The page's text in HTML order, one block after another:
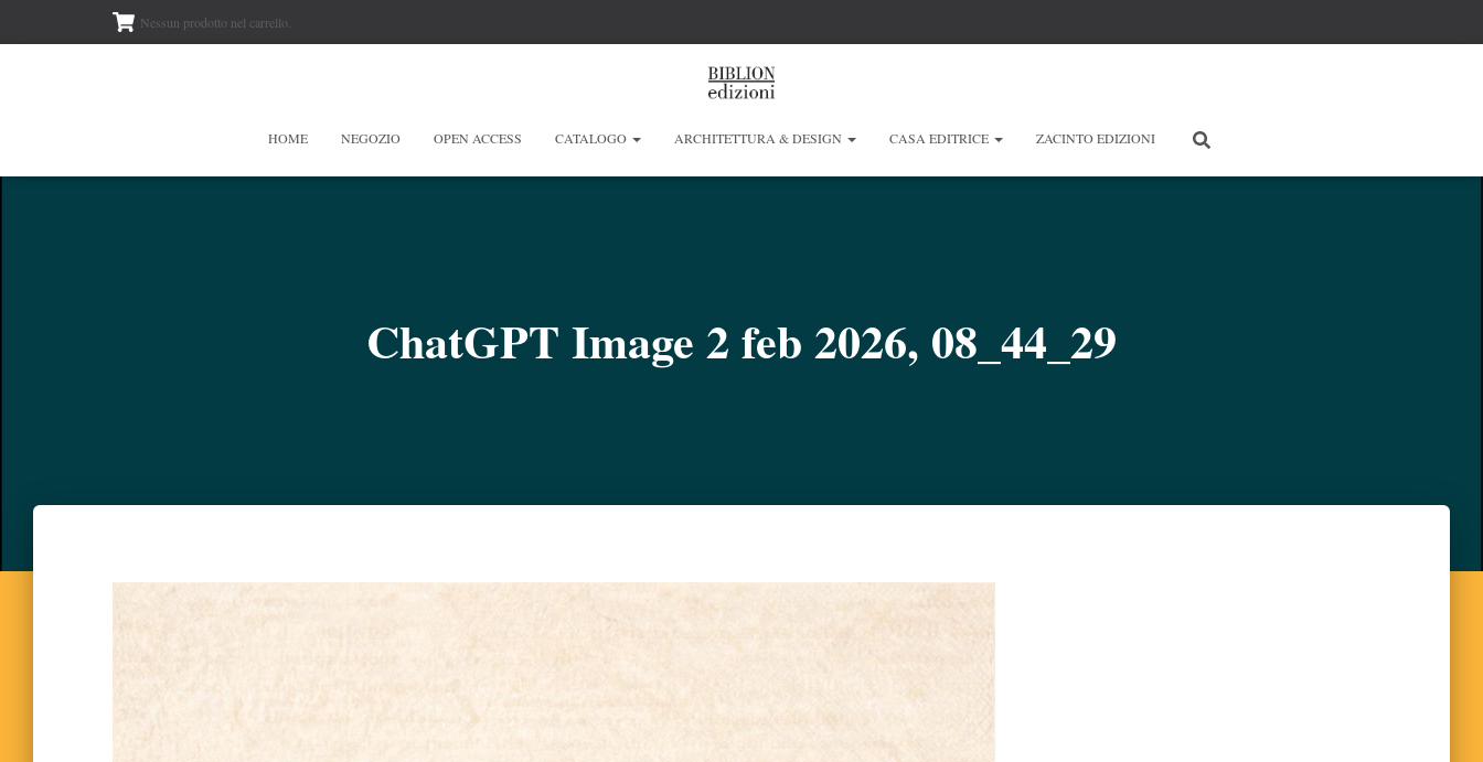
Nessun prodotto nel carrello.
HOME NEGOZIO OPEN ACCESS CATALOGO ARCHITETTURA & DESIGN CASA EDITRICE ZACINTO EDIZIONI
ChatGPT Image 2 feb 2026, 08_44_29